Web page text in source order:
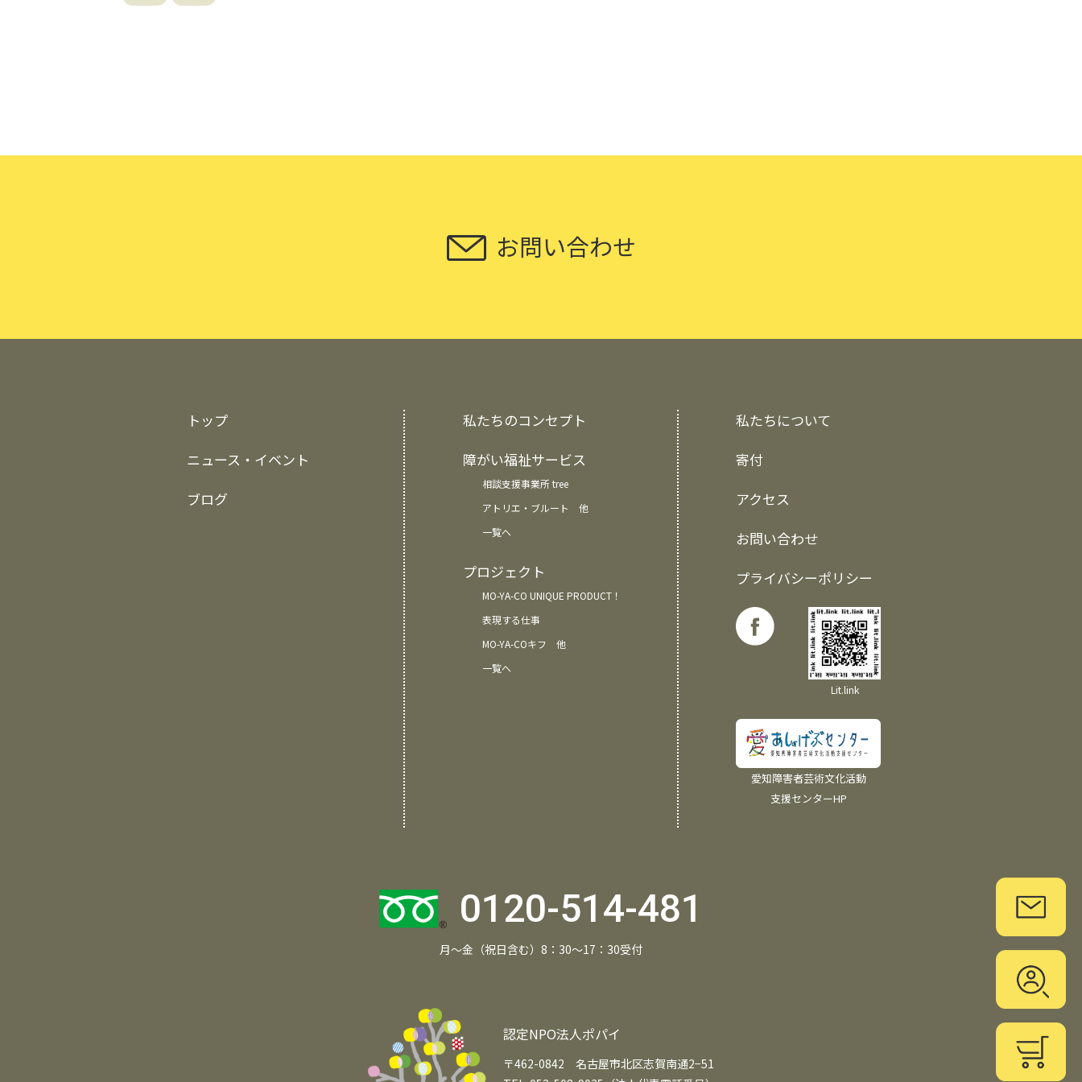
お問い合わせ
トップ
ニュース・イベント
ブログ
私たちのコンセプト
障がい福祉サービス
相談支援事業所 tree
アトリエ・ブルート 他
一覧へ
プロジェクト
MO-YA-CO UNIQUE PRODUCT！
表現する仕事
MO-YA-COキフ 他
一覧へ
私たちについて
寄付
アクセス
お問い合わせ
プライバシーポリシー
Lit.link
愛知障害者芸術文化活動
支援センターHP
0120-514-481
月～金（祝日含む）8：30～17：30受付
認定NPO法人ポパイ
〒462-0842 名古屋市北区志賀南通2−51